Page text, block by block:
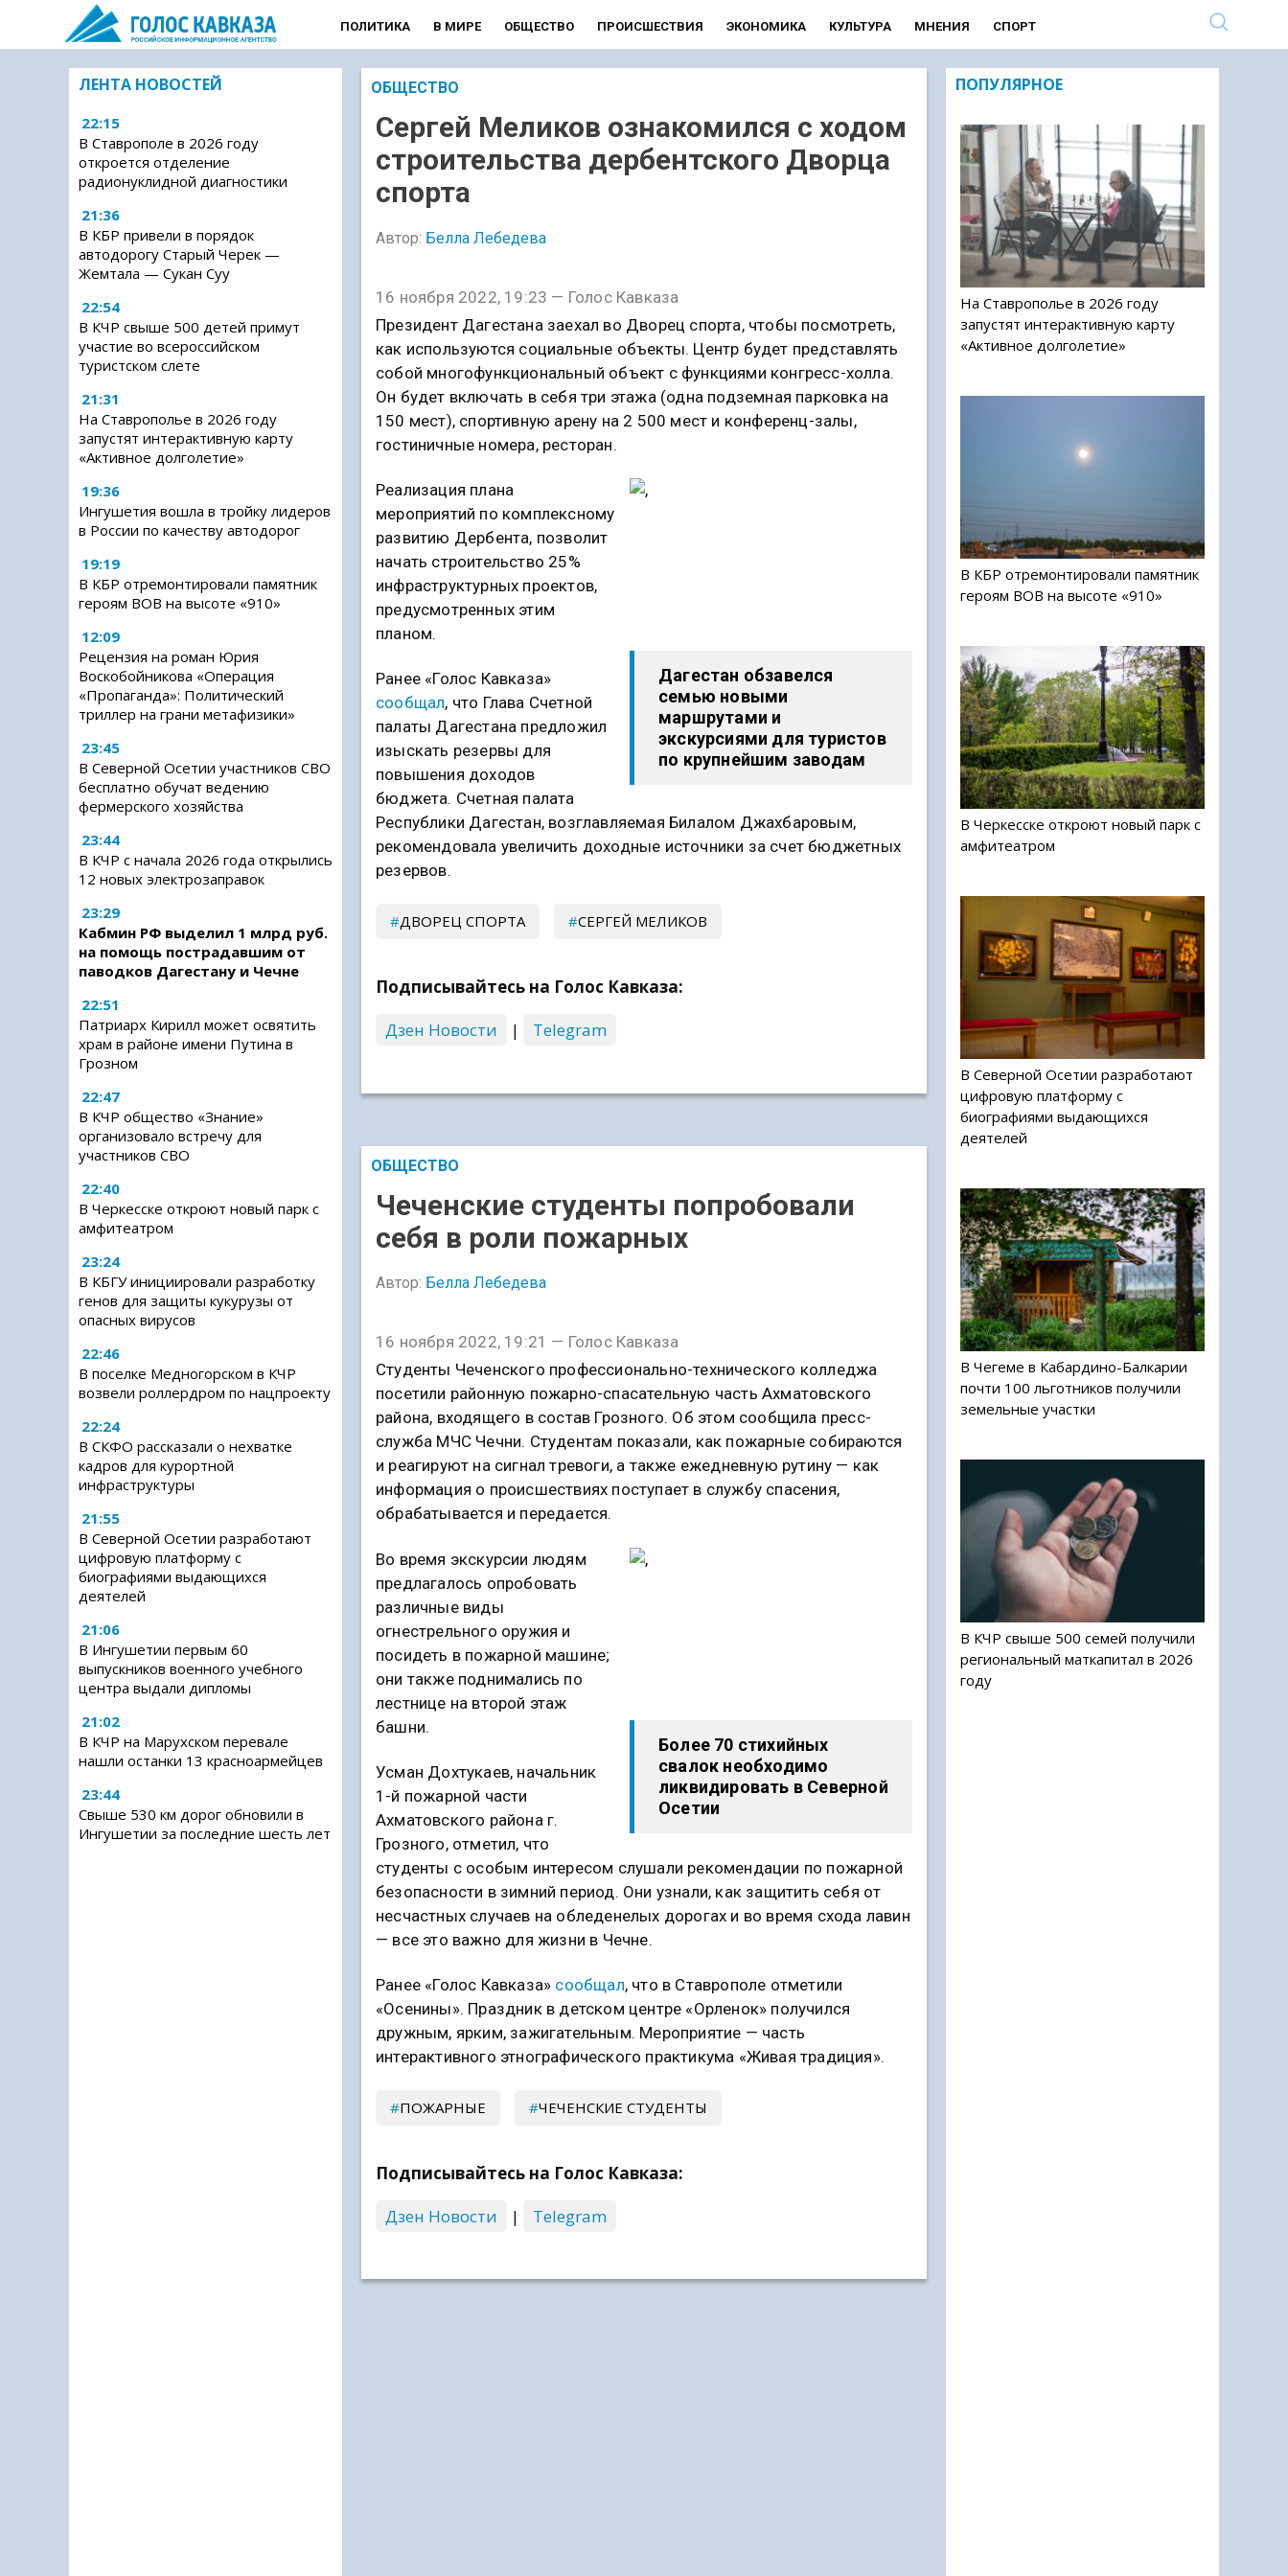
ПОЛИТИКА В МИРЕ ОБЩЕСТВО ПРОИСШЕСТВИЯ ЭКОНОМИКА КУЛЬТУРА МНЕНИЯ СПОРТ
ЛЕНТА НОВОСТЕЙ
22:15
В Ставрополе в 2026 году
откроется отделение
радионуклидной диагностики
21:36
В КБР привели в порядок
автодорогу Старый Черек —
Жемтала — Сукан Суу
22:54
В КЧР свыше 500 детей примут
участие во всероссийском
туристском слете
21:31
На Ставрополье в 2026 году
запустят интерактивную карту
«Активное долголетие»
19:36
Ингушетия вошла в тройку лидеров
в России по качеству автодорог
19:19
В КБР отремонтировали памятник
героям ВОВ на высоте «910»
12:09
Рецензия на роман Юрия
Воскобойникова «Операция
«Пропаганда»: Политический
триллер на грани метафизики»
23:45
В Северной Осетии участников СВО
бесплатно обучат ведению
фермерского хозяйства
23:44
В КЧР с начала 2026 года открылись
12 новых электрозаправок
23:29
Кабмин РФ выделил 1 млрд руб.
на помощь пострадавшим от
паводков Дагестану и Чечне
22:51
Патриарх Кирилл может освятить
храм в районе имени Путина в
Грозном
22:47
В КЧР общество «Знание»
организовало встречу для
участников СВО
22:40
В Черкесске откроют новый парк с
амфитеатром
23:24
В КБГУ инициировали разработку
генов для защиты кукурузы от
опасных вирусов
22:46
В поселке Медногорском в КЧР
возвели роллердром по нацпроекту
22:24
В СКФО рассказали о нехватке
кадров для курортной
инфраструктуры
21:55
В Северной Осетии разработают
цифровую платформу с
биографиями выдающихся
деятелей
21:06
В Ингушетии первым 60
выпускников военного учебного
центра выдали дипломы
21:02
В КЧР на Марухском перевале
нашли останки 13 красноармейцев
23:44
Свыше 530 км дорог обновили в
Ингушетии за последние шесть лет
ОБЩЕСТВО
Сергей Меликов ознакомился с ходом
строительства дербентского Дворца
спорта
Автор: Белла Лебедева
16 ноября 2022, 19:23 — Голос Кавказа
Президент Дагестана заехал во Дворец спорта, чтобы посмотреть,
как используются социальные объекты. Центр будет представлять
собой многофункциональный объект с функциями конгресс-холла.
Он будет включать в себя три этажа (одна подземная парковка на
150 мест), спортивную арену на 2 500 мест и конференц-залы,
гостиничные номера, ресторан.
Дагестан обзавелся
семью новыми
маршрутами и
экскурсиями для туристов
по крупнейшим заводам
Реализация плана
мероприятий по комплексному
развитию Дербента, позволит
начать строительство 25%
инфраструктурных проектов,
предусмотренных этим
планом.
Ранее «Голос Кавказа»
сообщал, что Глава Счетной
палаты Дагестана предложил
изыскать резервы для
повышения доходов
бюджета. Счетная палата
Республики Дагестан, возглавляемая Билалом Джахбаровым,
рекомендовала увеличить доходные источники за счет бюджетных
резервов.
ДВОРЕЦ СПОРТА СЕРГЕЙ МЕЛИКОВ
Подписывайтесь на Голос Кавказа:
Дзен Новости
| Telegram
ОБЩЕСТВО
Чеченские студенты попробовали
себя в роли пожарных
Автор: Белла Лебедева
16 ноября 2022, 19:21 — Голос Кавказа
Студенты Чеченского профессионально-технического колледжа
посетили районную пожарно-спасательную часть Ахматовского
района, входящего в состав Грозного. Об этом сообщила пресс-
служба МЧС Чечни. Студентам показали, как пожарные собираются
и реагируют на сигнал тревоги, а также ежедневную рутину — как
информация о происшествиях поступает в службу спасения,
обрабатывается и передается.
Более 70 стихийных
свалок необходимо
ликвидировать в Северной
Осетии
Во время экскурсии людям
предлагалось опробовать
различные виды
огнестрельного оружия и
посидеть в пожарной машине;
они также поднимались по
лестнице на второй этаж
башни.
Усман Дохтукаев, начальник
1-й пожарной части
Ахматовского района г.
Грозного, отметил, что
студенты с особым интересом слушали рекомендации по пожарной
безопасности в зимний период. Они узнали, как защитить себя от
несчастных случаев на обледенелых дорогах и во время схода лавин
— все это важно для жизни в Чечне.
Ранее «Голос Кавказа» сообщал, что в Ставрополе отметили
«Осенины». Праздник в детском центре «Орленок» получился
дружным, ярким, зажигательным. Мероприятие — часть
интерактивного этнографического практикума «Живая традиция».
ПОЖАРНЫЕ ЧЕЧЕНСКИЕ СТУДЕНТЫ
Подписывайтесь на Голос Кавказа:
Дзен Новости
| Telegram
ПОПУЛЯРНОЕ
На Ставрополье в 2026 году
запустят интерактивную карту
«Активное долголетие»
В КБР отремонтировали памятник
героям ВОВ на высоте «910»
В Черкесске откроют новый парк с
амфитеатром
В Северной Осетии разработают
цифровую платформу с
биографиями выдающихся
деятелей
В Чегеме в Кабардино-Балкарии
почти 100 льготников получили
земельные участки
В КЧР свыше 500 семей получили
региональный маткапитал в 2026
году